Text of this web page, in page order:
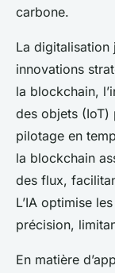
carbone.
La digitalisation
innovations
la blockchain,
des objets (IoT)
pilotage en
la blockchain
des flux,
L’IA optimise
précision,
En matière